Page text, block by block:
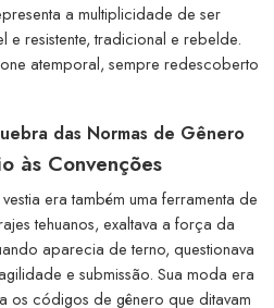
a multiplicidade de ser
e resistente, tradicional e rebelde.
atemporal, sempre redescoberto
das Normas de Gênero
às Convenções
era também uma ferramenta de
tehuanos, exaltava a força da
aparecia de terno, questionava
e submissão. Sua moda era
os códigos de gênero que ditavam